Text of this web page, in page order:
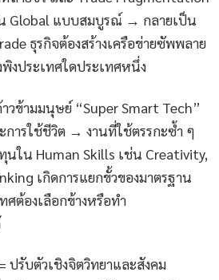
Global แบบสมบูรณ์ → กลายเป็น
ธุรกิจต้องสร้างเครือข่ายซัพพลาย
งประเทศใดประเทศหนึ่ง
วข้ามมนุษย์ “Super Smart Tech”
การใช้ชีวิต → งานที่ใช้ตรรกะซ้ำ ๆ
นใน Human Skills เช่น Creativity,
เกิดการแยกขั้วของมาตรฐาน
ต้องเลือกข้างหรือทำ
ปรับตัวเชิงจิตวิทยาและสังคม